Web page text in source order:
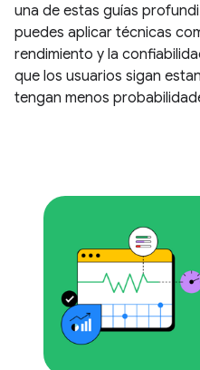
una de estas guías
puedes aplicar técnicas
rendimiento y la
que los usuarios sigan
tengan menos